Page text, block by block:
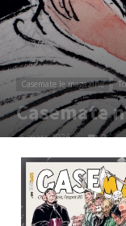
Casemate le magazine
Casemate
6 mars 2026 0